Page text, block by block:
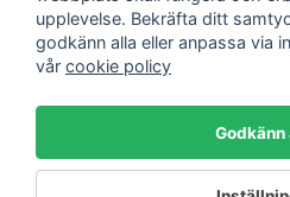
Betala enkelt Vi
Powered by
upplevelse. Bekräfta ditt
godkänn alla eller anpassa via
vår cookie policy
Godkänn